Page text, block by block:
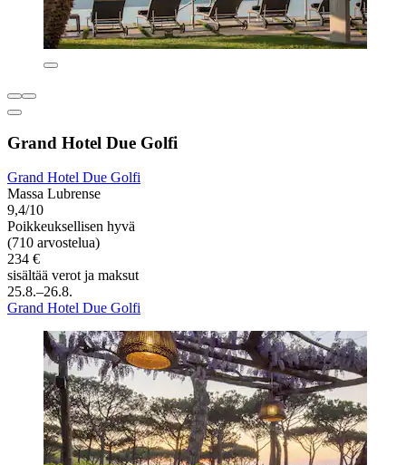
Grand Hotel Due Golfi
Grand Hotel Due Golfi
Massa Lubrense
9,4/10
Poikkeuksellisen hyvä
(710 arvostelua)
234 €
sisältää verot ja maksut
25.8.–26.8.
Grand Hotel Due Golfi